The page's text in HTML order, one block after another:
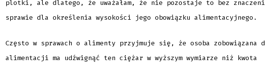
plotki, ale dlatego, że uważałam, że nie pozostaje to bez
sprawie dla określenia wysokości jego obowiązku alimentacyjnego.
Często w sprawach o alimenty przyjmuje się, że osoba zobowiązana
alimentacji ma udźwignąć ten ciężar w wyższym wymiarze niż kwota